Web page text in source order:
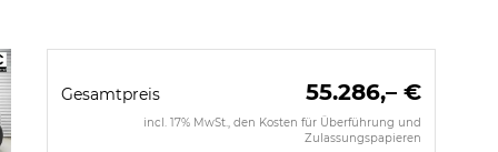
Gesamtpreis 55.286,– €
incl. 17% MwSt., den Kosten für Überführung und
Zulassungspapieren